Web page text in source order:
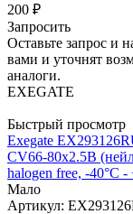
200 ₽
Запросить
Оставьте запрос и
вами и уточнят
аналоги.
EXEGATE
Быстрый просмотр
Exegate
CV66-80x2.5B
halogen free, -40°C
Мало
Артикул: